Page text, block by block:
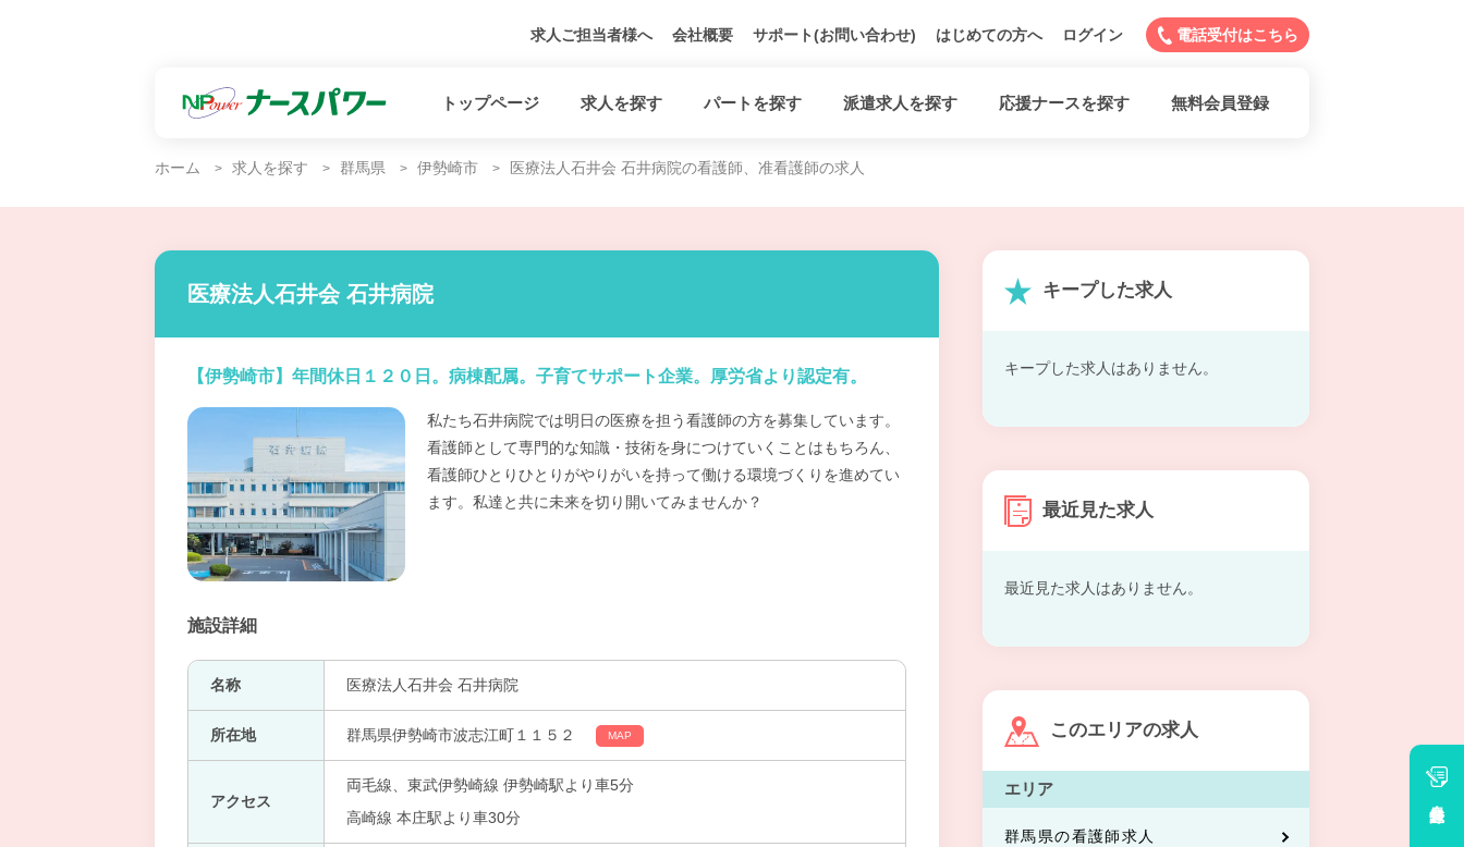
求人ご担当者様へ 会社概要 サポート(お問い合わせ) はじめての方へ ログイン 電話受付はこちら
トップページ 求人を探す パートを探す 派遣求人を探す 応援ナースを探す 無料会員登録
ホーム 求人を探す 群馬県 伊勢崎市 医療法人石井会 石井病院の看護師、准看護師の求人
医療法人石井会 石井病院
【伊勢崎市】年間休日１２０日。病棟配属。子育てサポート企業。厚労省より認定有。
私たち石井病院では明日の医療を担う看護師の方を募集しています。
看護師として専門的な知識・技術を身につけていくことはもちろん、
看護師ひとりひとりがやりがいを持って働ける環境づくりを進めてい
ます。私達と共に未来を切り開いてみませんか？
施設詳細
名称 医療法人石井会 石井病院
所在地 群馬県伊勢崎市波志江町１１５２ MAP
アクセス
両毛線、東武伊勢崎線 伊勢崎駅より車5分
高崎線 本庄駅より車30分
キープした求人
キープした求人はありません。
最近見た求人
最近見た求人はありません。
このエリアの求人
エリア
群馬県の看護師求人